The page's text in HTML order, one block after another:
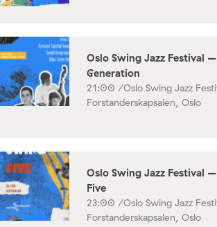
Oslo Swing Jazz Festival
Generation
21:00 /Oslo Swing Jazz
Forstanderskapsalen, Oslo
Oslo Swing Jazz Festival
Five
23:00 /Oslo Swing Jazz
Forstanderskapsalen, Oslo